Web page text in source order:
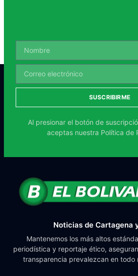
SUSCRIBIRME
Al presionar el botón de
aceptas nuestra Política de
Noticias de Cartagena
Mantenemos los más altos
periodística y reportaje ético,
transparencia prevalezcan en todo